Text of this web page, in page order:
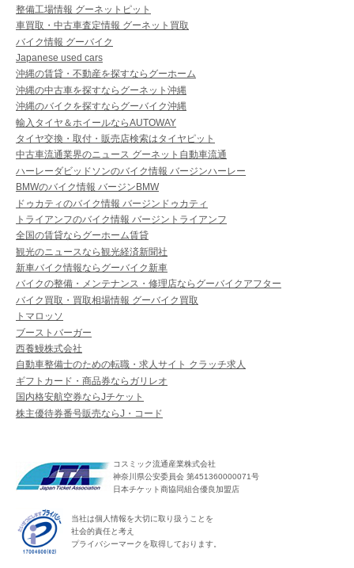
整備工場情報 グーネットピット
車買取・中古車査定情報 グーネット買取
バイク情報 グーバイク
Japanese used cars
沖縄の賃貸・不動産を探すならグーホーム
沖縄の中古車を探すならグーネット沖縄
沖縄のバイクを探すならグーバイク沖縄
輸入タイヤ＆ホイールならAUTOWAY
タイヤ交換・取付・販売店検索はタイヤピット
中古車流通業界のニュース グーネット自動車流通
ハーレーダビッドソンのバイク情報 バージンハーレー
BMWのバイク情報 バージンBMW
ドゥカティのバイク情報 バージンドゥカティ
トライアンフのバイク情報 バージントライアンフ
全国の賃貸ならグーホーム賃貸
観光のニュースなら観光経済新聞社
新車バイク情報ならグーバイク新車
バイクの整備・メンテナンス・修理店ならグーバイクアフター
バイク買取・買取相場情報 グーバイク買取
トマロッソ
ブーストバーガー
西養鰻株式会社
自動車整備士のための転職・求人サイト クラッチ求人
ギフトカード・商品券ならガリレオ
国内格安航空券ならJチケット
株主優待券番号販売ならJ・コード
コスミック流通産業株式会社
神奈川県公安委員会 第451360000071号
日本チケット商協同組合優良加盟店
当社は個人情報を大切に取り扱うことを
社会的責任と考え
プライバシーマークを取得しております。